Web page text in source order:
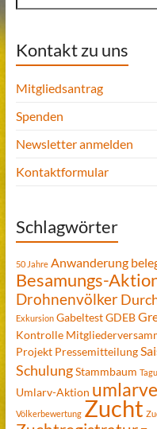
Kontakt zu uns
Mitgliedsantrag
Spenden
Newsletter anmelden
Kontaktformular
Schlagwörter
50 Jahre Anwanderung
Besamungs-
Drohnenvölker
Exkursion GabeltestGDEB
Kontrolle
Projekt Pressemitteilung
SchulungStammbaum
Umlarv-Aktion
Völkerbewertung Zucht